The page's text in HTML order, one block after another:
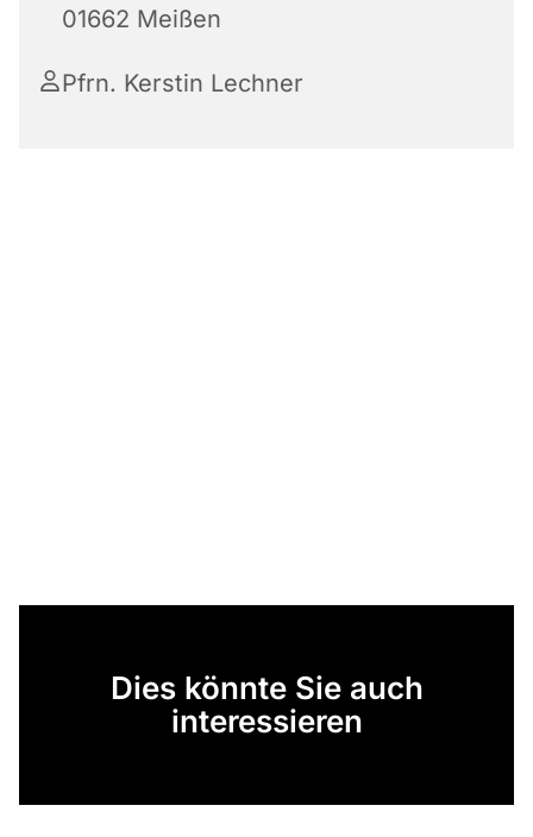
01662 Meißen
Pfrn. Kerstin Lechner
Dies könnte Sie auch
interessieren